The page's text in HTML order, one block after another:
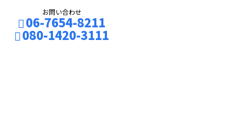
お問い合わせ
06-7654-8211
080-1420-3111